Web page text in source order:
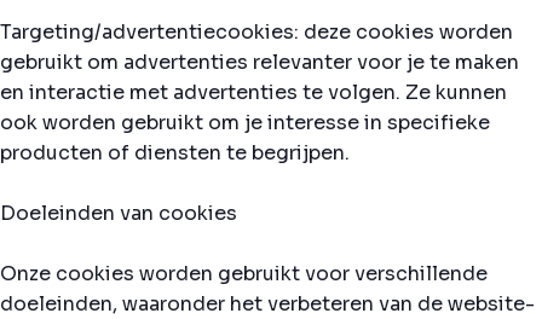
Targeting/advertentiecookies: deze cookies worden
gebruikt om advertenties relevanter voor je te maken
en interactie met advertenties te volgen. Ze kunnen
ook worden gebruikt om je interesse in specifieke
producten of diensten te begrijpen.
Doeleinden van cookies
Onze cookies worden gebruikt voor verschillende
doeleinden, waaronder het verbeteren van de website-